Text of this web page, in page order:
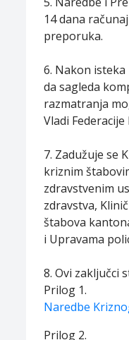
14 dana
preporuka.
6. Nakon
da sagleda
razmatranja
Vladi
7. Zadužuje se
kriznim
zdravstvenim
zdravstva,
štabova
i Upravama
8. Ovi zaključci
Prilog 1.
Naredbe
Prilog 2.